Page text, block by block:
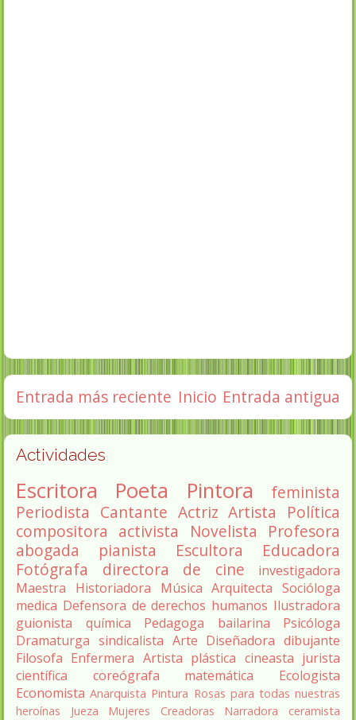
Entrada más reciente Entrada antigua
Inicio
Actividades
Escritora Poeta Pintora
feminista
Periodista Cantante Actriz Artista
Política
compositora activista Novelista
Profesora
abogada
pianista Escultora
Educadora
Fotógrafa
directora de cine
investigadora
Maestra
Historiadora Música Arquitecta Socióloga
medica Defensora de derechos humanos Ilustradora
guionista
química Pedagoga bailarina
Psicóloga
Dramaturga sindicalista Arte Diseñadora dibujante
Filosofa Enfermera Artista plástica cineasta jurista
científica
coreógrafa matemática
Ecologista
Economista Anarquista Pintura Rosas para todas nuestras
heroínas
Jueza Mujeres Creadoras Narradora ceramista